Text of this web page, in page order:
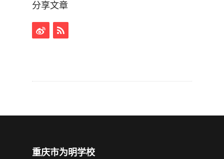
分享文章
重庆市为明学校